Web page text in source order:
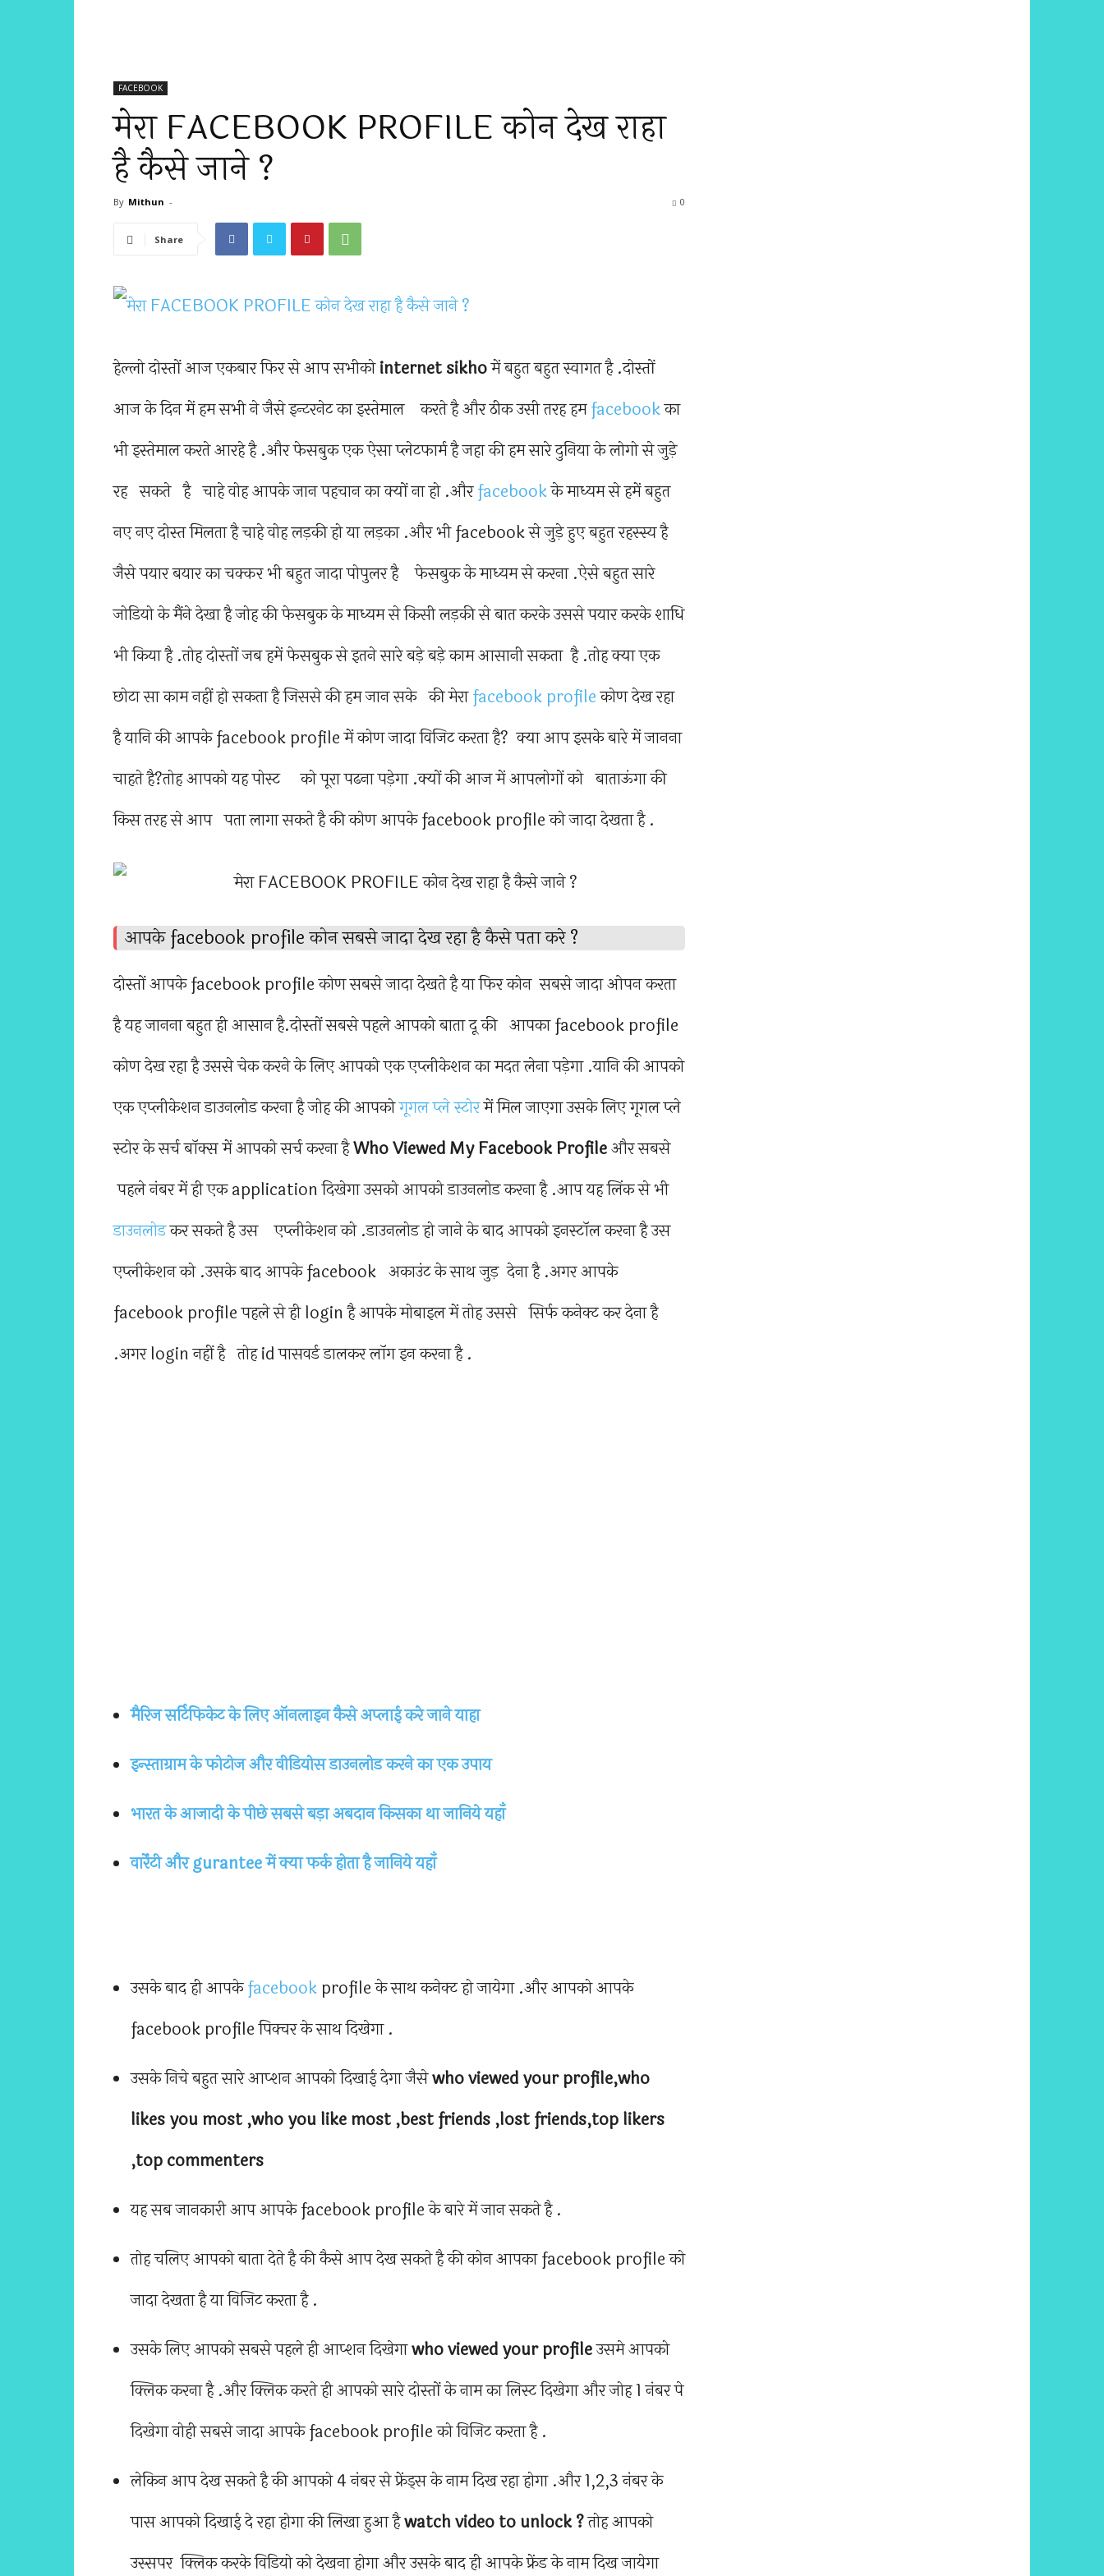
FACEBOOK
मेरा FACEBOOK PROFILE कोन देख राहा
है कैसे जाने ?
By Mithun - 0
Share
हेल्लो दोस्तों आज एकबार फिर से आप सभीकोinternet sikhoमें बहुत बहुत स्वागत है .दोस्तों
आज के दिन में हम सभी ने जैसे इन्टरनेट का इस्तेमाल करते है और ठीक उसी तरह हमfacebookका
भी इस्तेमाल करते आरहे है .और फेसबुक एक ऐसा प्लेटफार्म है जहा की हम सारे दुनिया के लोगो से जुड़े
रह सकते है चाहे वोह आपके जान पहचान का क्यों ना हो .औरfacebookके माध्यम से हमें बहुत
नए नए दोस्त मिलता है चाहे वोह लड़की हो या लड़का .और भी facebook से जुड़े हुए बहुत रहस्स्य है
जैसे पयार बयार का चक्कर भी बहुत जादा पोपुलर है फेसबुक के माध्यम से करना .ऐसे बहुत सारे
जोडियो के मैंने देखा है जोह की फेसबुक के माध्यम से किसी लड़की से बात करके उससे पयार करके शाधि
भी किया है .तोह दोस्तों जब हमें फेसबुक से इतने सारे बड़े बड़े काम आसानी सकता है .तोह क्या एक
छोटा सा काम नहीं हो सकता है जिससे की हम जान सके की मेराfacebook profileकोण देख रहा
है यानि की आपके facebook profile में कोण जादा विजिट करता है? क्या आप इसके बारे में जानना
चाहते है?तोह आपको यह पोस्ट को पूरा पढना पड़ेगा .क्यों की आज में आपलोगों को बाताऊंगा की
किस तरह से आप पता लागा सकते है की कोण आपके facebook profile को जादा देखता है .
आपके facebook profile कोन सबसे जादा देख रहा है कैसे पता करे ?
दोस्तों आपके facebook profile कोण सबसे जादा देखते है या फिर कोन सबसे जादा ओपन करता
है यह जानना बहुत ही आसान है.दोस्तों सबसे पहले आपको बाता दू की आपका facebook profile
कोण देख रहा है उससे चेक करने के लिए आपको एक एप्लीकेशन का मदत लेना पड़ेगा .यानि की आपको
एक एप्लीकेशन डाउनलोड करना है जोह की आपकोगूगल प्ले स्टोरमें मिल जाएगा उसके लिए गूगल प्ले
स्टोर के सर्च बॉक्स में आपको सर्च करना हैWhoViewed My Facebook Profileऔर सबसे
पहले नंबर में ही एक application दिखेगा उसको आपको डाउनलोड करना है .आप यह लिंक से भी
डाउनलोडकर सकते है उस एप्लीकेशन को .डाउनलोड हो जाने के बाद आपको इनस्टॉल करना है उस
एप्लीकेशन को .उसके बाद आपके facebook अकाउंट के साथ जुड़ देना है .अगर आपके
facebook profile पहले से ही login है आपके मोबाइल में तोह उससे सिर्फ कनेक्ट कर देना है
.अगर login नहीं है तोह id पासवर्ड डालकर लॉग इन करना है .
मैरिज सर्टिफिकेट के लिए ऑनलाइन कैसे अप्लाई करे जाने याहा
इन्स्ताग्राम के फोटोज और वीडियोस डाउनलोड करने का एक उपाय
भारत के आजादी के पीछे सबसे बड़ा अबदान किसका था जानिये यहाँ
वार्रेंटी और gurantee में क्या फर्क होता है जानिये यहाँ
उसके बाद ही आपकेfacebookprofile के साथ कनेक्ट हो जायेगा .और आपको आपके
facebook profile पिक्चर के साथ दिखेगा .
उसके निचे बहुत सारे आप्शन आपको दिखाई देगा जैसेwho viewed your profile,who
likes you most ,who you like most ,best friends ,lost friends,top likers
,top commenters
यह सब जानकारी आप आपके facebook profile के बारे में जान सकते है .
तोह चलिए आपको बाता देते है की कैसे आप देख सकते है की कोन आपका facebook profile को
जादा देखता है या विजिट करता है .
उसके लिए आपको सबसे पहले ही आप्शन दिखेगाwho viewed your profileउसमे आपको
क्लिक करना है .और क्लिक करते ही आपको सारे दोस्तों के नाम का लिस्ट दिखेगा और जोह 1 नंबर पे
दिखेगा वोही सबसे जादा आपके facebook profile को विजिट करता है .
लेकिन आप देख सकते है की आपको 4 नंबर से फ्रेंड्स के नाम दिख रहा होगा .और 1,2,3 नंबर के
पास आपको दिखाई दे रहा होगा की लिखा हुआ हैwatch video to unlock ?तोह आपको
उस्सपर क्लिक करके विडियो को देखना होगा और उसके बाद ही आपके फ्रेंड के नाम दिख जायेगा